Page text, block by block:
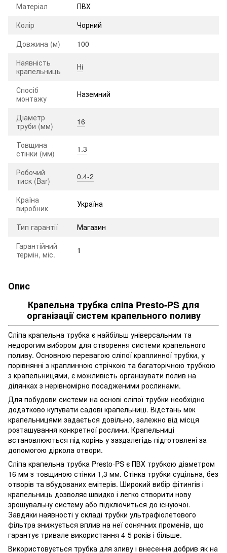
Матеріал
ПВХ
Колір
Чорний
Довжина (м)
100
Наявність
крапельниць
Ні
Спосіб
монтажу
Наземний
Діаметр
труби (мм)
16
Товщина
стінки (мм)
1.3
Робочий
тиск (Bar)
0.4-2
Країна
виробник
Україна
Тип гарантії
Магазин
Гарантійний
термін, міс.
1
Опис
Крапельна трубка сліпа Presto-PS для
організації систем крапельного поливу
Сліпа крапельна трубка є найбільш універсальним та
недорогим вибором для створення системи крапельного
поливу. Основною перевагою сліпої краплинної трубки, у
порівнянні з краплинною стрічкою та багаторічною трубкою
з крапельницями, є можливість організувати полив на
ділянках з нерівномірно посадженими рослинами.
Для побудови системи на основі сліпої трубки необхідно
додатково купувати садові крапельниці. Відстань між
крапельницями задається довільно, залежно від місця
розташування конкретної рослини. Крапельниці
встановлюються під корінь у заздалегідь підготовлені за
допомогою діркола отвори.
Сліпа крапельна трубка Presto-PS є ПВХ трубкою діаметром
16 мм з товщиною стінки 1,3 мм. Стінка трубки суцільна, без
отворів та вбудованих емітерів. Широкий вибір фітингів і
крапельниць дозволяє швидко і легко створити нову
зрошувальну систему або підключиться до існуючої.
Завдяки наявності у складі трубки ультрафіолетового
фільтра знижується вплив на неї сонячних променів, що
гарантує тривале використання 4-5 років і більше.
Використовується трубка для зливу і внесення добрив як на